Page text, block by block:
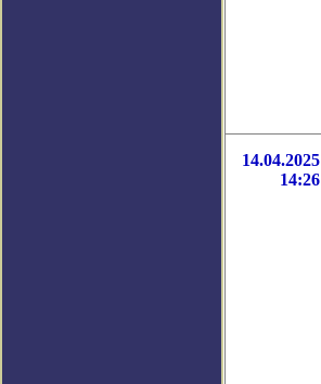
14.04.2025
14:26